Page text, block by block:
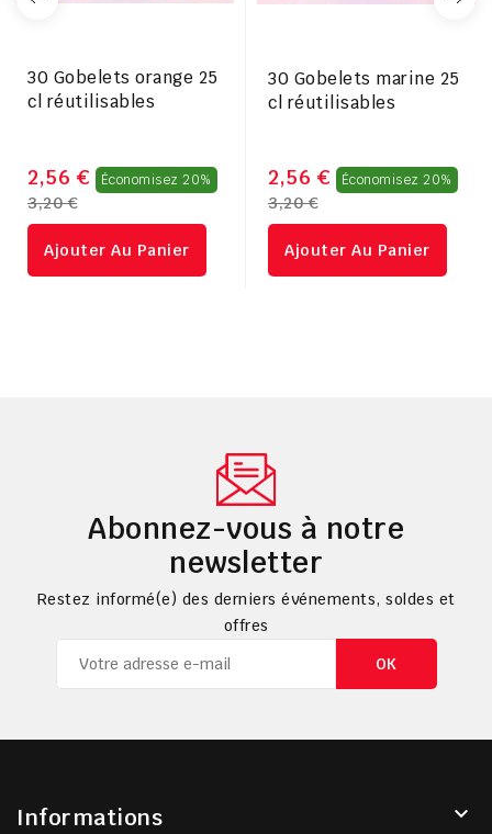
30 Gobelets orange 25
cl réutilisables
2,56 € Économisez 20% Prix
​​
régulier
3,20 €
Ajouter Au Panier
30 Gobelets marine 25
cl réutilisables
2,56 € Économisez 20%
​​
3,20 €
Ajouter Au Panier
Abonnez-vous à notre
newsletter
Restez informé(e) des derniers événements, soldes et
offres
Informations 